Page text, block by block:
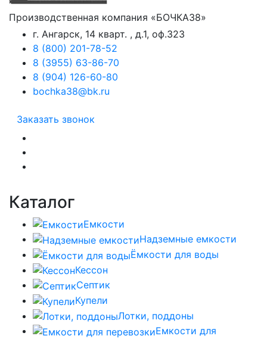
Производственная компания «БОЧКА38»
г. Ангарск, 14 кварт. , д.1, оф.323
8 (800) 201-78-52
8 (3955) 63-86-70
8 (904) 126-60-80
bochka38@bk.ru
Заказать звонок
Каталог
Емкости
Надземные емкости
Ёмкости для воды
Кессон
Септик
Купели
Лотки, поддоны
Емкости для